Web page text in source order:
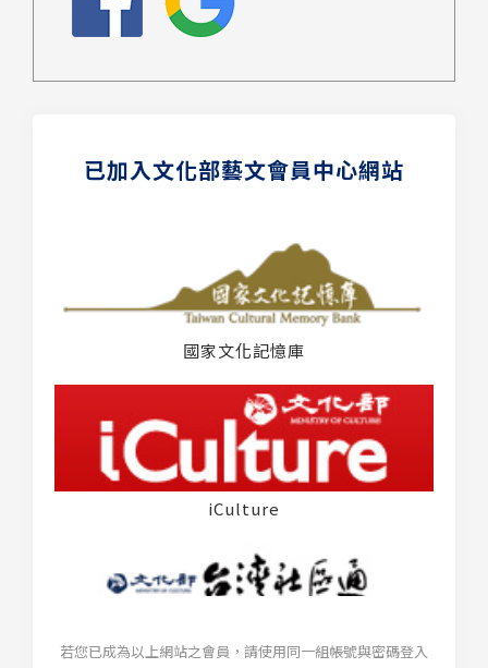
已加入文化部藝文會員中心網站
國家文化記憶庫
iCulture
若您已成為以上網站之會員，請使用同一組帳號與密碼登入